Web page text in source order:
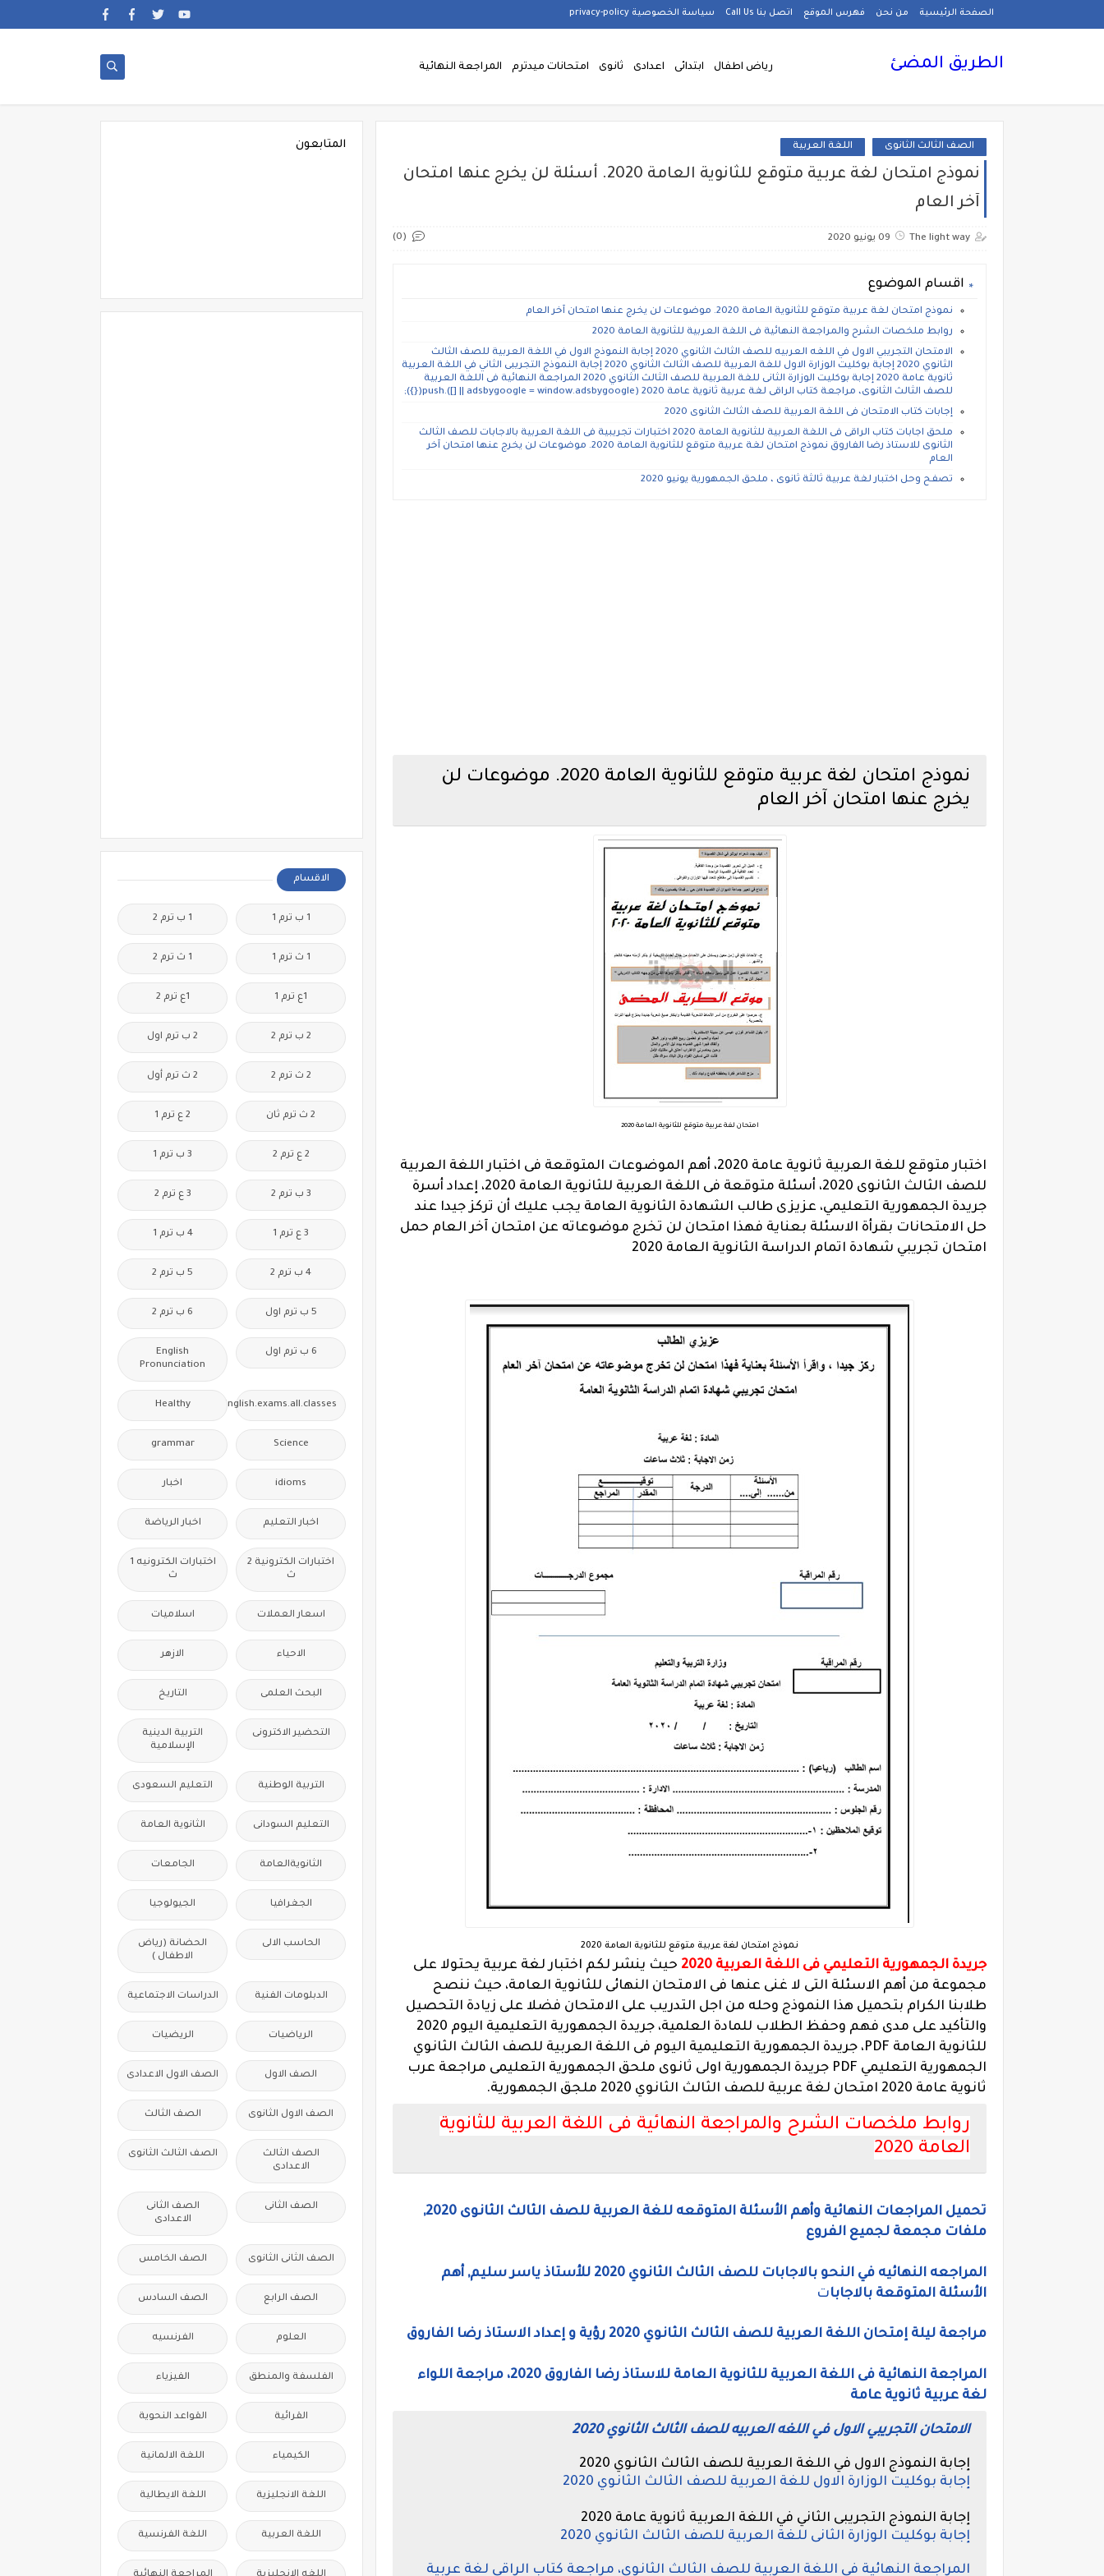
الصفحة الرئيسية من نحن فهرس الموقع اتصل بنا Call Us سياسة الخصوصية privacy-policy
الطريق المضئ رياض اطفال ابتدائى اعدادى ثانوى امتحانات ميدترم المراجعة النهائية
الصف الثالث الثانوى اللغة العربية
نموذج امتحان لغة عربية متوقع للثانوية العامة 2020. أسئلة لن يخرج عنها امتحان
آخر العام
The light way 09 يونيو 2020 (0)
اقسام الموضوع
نموذج امتحان لغة عربية متوقع للثانوية العامة 2020. موضوعات لن يخرج عنها امتحان آخر العام
روابط ملخصات الشرح والمراجعة النهائية فى اللغة العربية للثانوية العامة 2020
الامتحان التجريبي الاول في اللغه العربيه للصف الثالث الثانوي 2020 إجابة النموذج الاول في اللغة العربية للصف الثالث
الثانوي 2020 إجابة بوكليت الوزارة الاول للغة العربية للصف الثالث الثانوي 2020 إجابة النموذج التجريبى الثاني في اللغة العربية
ثانوية عامة 2020 إجابة بوكليت الوزارة الثانى للغة العربية للصف الثالث الثانوي 2020 المراجعة النهائية فى اللغة العربية
للصف الثالث الثانوى، مراجعة كتاب الراقى لغة عربية ثانوية عامة 2020 (adsbygoogle = window.adsbygoogle || []).push({});
إجابات كتاب الامتحان فى اللغة العربية للصف الثالث الثانوى 2020
ملحق اجابات كتاب الراقى فى اللغة العربية للثانوية العامة 2020 اختبارات تجريبية فى اللغة العربية بالاجابات للصف الثالث
الثانوى للاستاذ رضا الفاروق نموذج امتحان لغة عربية متوقع للثانوية العامة 2020. موضوعات لن يخرج عنها امتحان آخر
العام
تصفح وحل اختبار لغة عربية ثالثة ثانوى ، ملحق الجمهورية يونيو 2020
نموذج امتحان لغة عربية متوقع للثانوية العامة 2020. موضوعات لن
يخرج عنها امتحان آخر العام
امتحان لغة عربية متوقع للثانوية العامة 2020
اختبار متوقع للغة العربية ثانوية عامة 2020، أهم الموضوعات المتوقعة فى اختبار اللغة العربية
للصف الثالث الثانوى 2020،
أسئلة متوقعة فى اللغة العربية للثانوية العامة 2020، إعداد أسرة
جريدة الجمهورية التعليمي، عزيزى طالب الشهادة الثانوية العامة يجب عليك أن تركز جيدا عند
حل الامتحانات بقرأة الاسئلة بعناية فهذا امتحان لن تخرج موضوعاته عن امتحان آخر العام حمل
امتحان تجريبي شهادة اتمام الدراسة الثانوية العامة 2020
نموذج امتحان لغة عربية متوقع للثانوية العامة 2020
جريدة الجمهورية التعليمي فى اللغة العربية 2020
حيث ينشر لكم اختبار لغة عربية يحتولا على
مجموعة من أهم الاسئلة التى لا غنى عنها فى الامتحان النهائى للثانوية العامة، حيث ننصح
طلابنا الكرام بتحميل هذا النموذج وحله من اجل التدريب على الامتحان فضلا على زيادة التحصيل
والتأكيد على مدى فهم وحفظ الطلاب للمادة العلمية، جريدة الجمهورية التعليمية اليوم 2020
للثانوية العامة PDF، جريدة الجمهورية التعليمية اليوم فى اللغة العربية للصف الثالث الثانوي
الجمهورية التعليمي PDF جريدة الجمهورية اولى ثانوى ملحق الجمهورية التعليمى مراجعة عرب
ثانوية عامة 2020 امتحان لغة عربية للصف الثالث الثانوي 2020 ملجق الجمهورية.
روابط ملخصات الشرح والمراجعة النهائية فى اللغة العربية للثانوية
العامة 2020
تحميل المراجعات النهائية وأهم الأسئلة المتوقعه للغة العربية للصف الثالث الثانوى 2020,
ملفات مجمعة لجميع الفروع
المراجعه النهائيه في النحو بالاجابات للصف الثالث الثانوي 2020 للأستاذ ياسر سليم, أهم
الأسئلة المتوقعة بالاجابات
مراجعة ليلة إمتحان اللغة العربية للصف الثالث الثانوي 2020 رؤية و إعداد الاستاذ رضا الفاروق
المراجعة النهائية فى اللغة العربية للثانوية العامة للاستاذ رضا الفاروق 2020، مراجعة اللواء
لغة عربية ثانوية عامة
الامتحان التجريبي الاول في اللغه العربيه للصف الثالث الثانوي 2020
إجابة النموذج الاول في اللغة العربية للصف الثالث الثانوي 2020
إجابة بوكليت الوزارة الاول للغة العربية للصف الثالث الثانوي 2020
إجابة النموذج التجريبى الثاني في اللغة العربية ثانوية عامة 2020
إجابة بوكليت الوزارة الثانى للغة العربية للصف الثالث الثانوي 2020
المراجعة النهائية فى اللغة العربية للصف الثالث الثانوى، مراجعة كتاب الراقى لغة عربية
المتابعون
الاقسام
1 ب ترم 1 1 ب ترم 2
1 ث ترم 1 1 ث ترم 2
1ع ترم 1 1ع ترم 2
2 ب ترم 2 2 ب ترم اول
2 ث ترم 2 2 ث ترم أول
2 ث ترم ثان 2 ع ترم 1
2 ع ترم 2 3 ب ترم 1
3 ب ترم 2 3 ع ترم 2
3 ع ترم 1 4 ب ترم 1
4 ب ترم 2 5 ب ترم 2
5 ب ترم اول 6 ب ترم 2
6 ب ترم اول
English
Pronunciation
Free.English.exams.all.classes
Healthy
Science
grammar
idioms اخبار
اخبار التعليم اخبار الرياضة
اختبارات الكترونية 2
ث
اختبارات الكترونيه 1
ث
اسعار العملات اسلاميات
الاحياء الازهر
البحث العلمى التاريخ
التحضير الاكترونى
التربية الدينية
الإسلامية
التربية الوطنية التعليم السعودى
التعليم السودانى الثانوية العامة
الثانويةالعامة الجامعات
الجغرافيا الجيولوجيا
الحاسب الالى
الحضانة (رياض
الاطفال )
الدبلومات الفنية الدراسات الاجتماعية
الرياضيات الريضيات
الصف الاول الصف الاول الاعدادى
الصف الاول الثانوى الصف الثالث
الصف الثالث
الاعدادى
الصف الثالث الثانوى
الصف الثانى
الصف الثانى
الاعدادى
الصف الثانى الثانوى الصف الخامس
الصف الرابع الصف السادس
العلوم الفرنسيه
الفلسفة والمنطق الفيزياء
القرائية القواعد النحوية
الكيمياء اللغة الالمانية
اللغة الانجليزية اللغة الايطالية
اللغة العربية اللغة الفرنسية